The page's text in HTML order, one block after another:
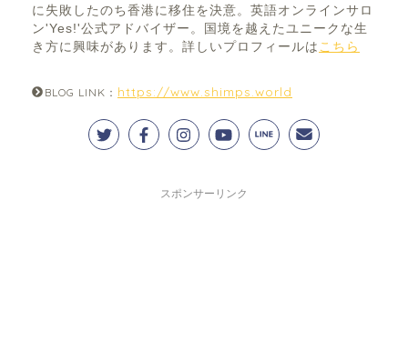
に失敗したのち香港に移住を決意。英語オンラインサロ
ン'Yes!'公式アドバイザー。国境を越えたユニークな生
き方に興味があります。詳しいプロフィールは こちら
BLOG LINK： https://www.shimps.world
スポンサーリンク